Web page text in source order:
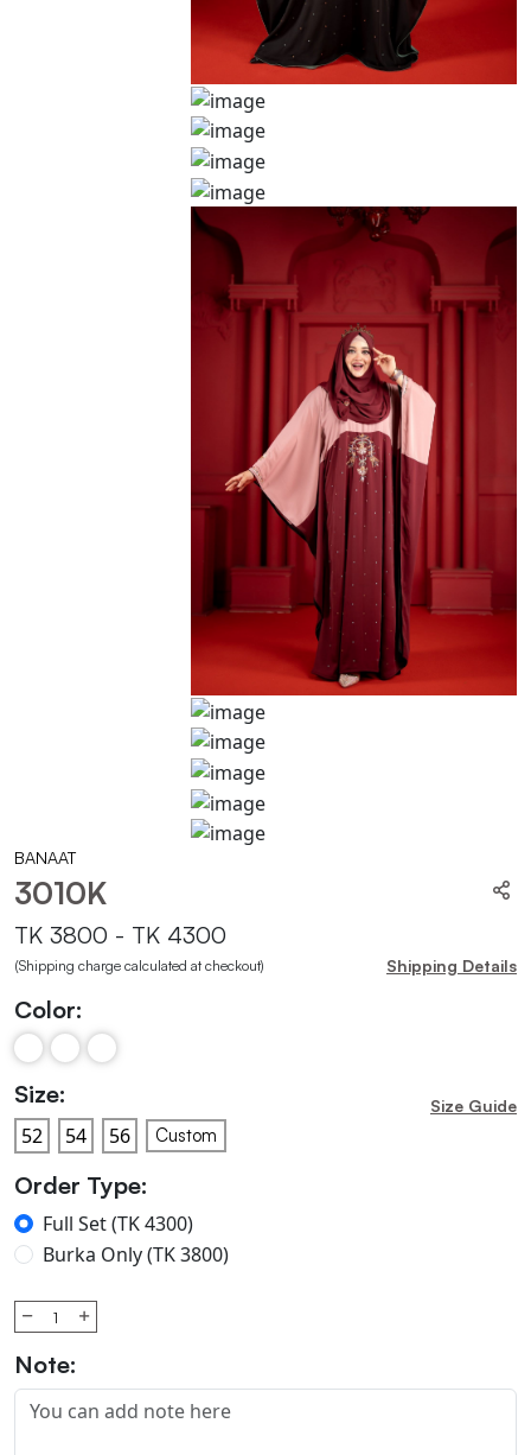
BANAAT
3010K
TK 3800 - TK 4300
(Shipping charge calculated at checkout) Shipping Details
Color:
Size: Size Guide
Custom
Order Type:
Full Set (TK 4300)
Burka Only (TK 3800)
Note: